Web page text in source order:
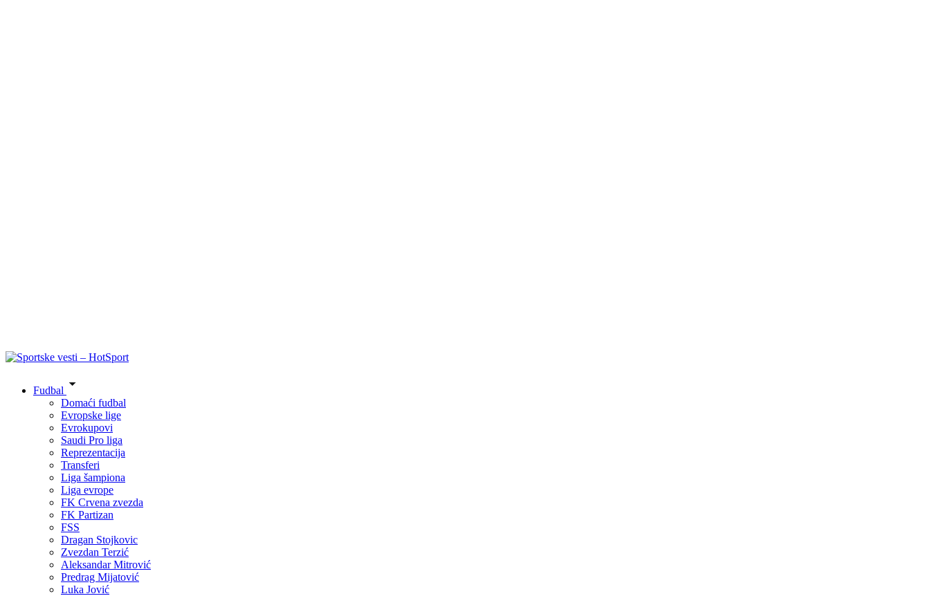
Fudbal
Domaći fudbal
Evropske lige
Evrokupovi
Saudi Pro liga
Reprezentacija
Transferi
Liga šampiona
Liga evrope
FK Crvena zvezda
FK Partizan
FSS
Dragan Stojkovic
Zvezdan Terzić
Aleksandar Mitrović
Predrag Mijatović
Luka Jović